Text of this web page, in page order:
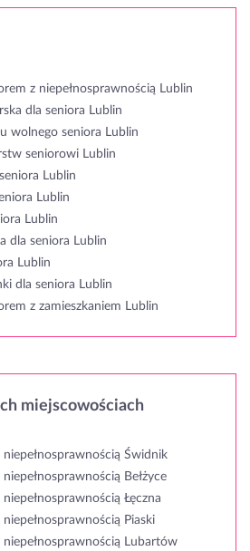
z niepełnosprawnością Lublin
dla seniora Lublin
wolnego seniora Lublin
seniorowi Lublin
Lublin
Lublin
Lublin
dla seniora Lublin
Lublin
dla seniora Lublin
z zamieszkaniem Lublin
miejscowościach
niepełnosprawnością Świdnik
Bełżyce
Łęczna
Piaski
niepełnosprawnością Lubartów